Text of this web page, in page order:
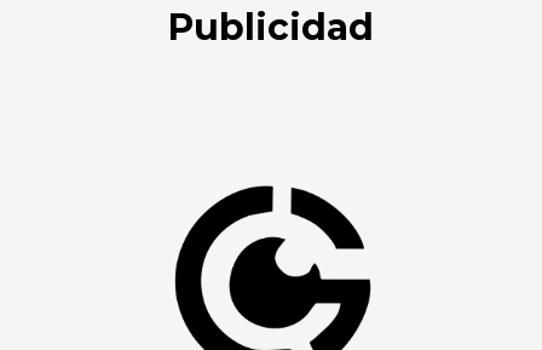
Publicidad